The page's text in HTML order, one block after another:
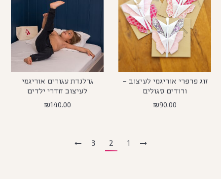
זוג פרפרי אוריגמי לעיצוב –
ורודים סגולים
₪90.00
גרלנדת עגורים אוריגמי
לעיצוב חדרי ילדים
₪140.00
1
2
3